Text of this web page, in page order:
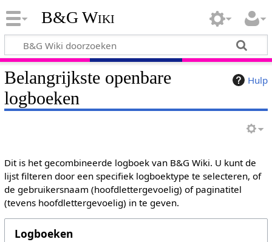
B&G Wiki
Hulp
Belangrijkste openbare
logboeken
Dit is het gecombineerde logboek van B&G Wiki. U kunt de
lijst filteren door een specifiek logboektype te selecteren, of
de gebruikersnaam (hoofdlettergevoelig) of paginatitel
(tevens hoofdlettergevoelig) in te geven.
Logboeken